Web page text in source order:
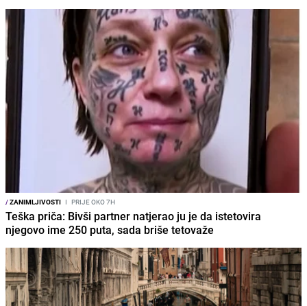
/ZANIMLJIVOSTI I PRIJE OKO 7H
Teška priča: Bivši partner natjerao ju je da istetovira
njegovo ime 250 puta, sada briše tetovaže